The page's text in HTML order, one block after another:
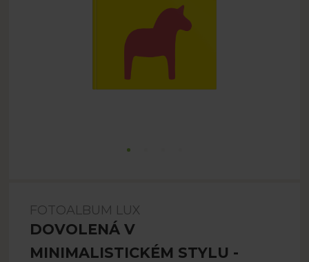
FOTOALBUM LUX
DOVOLENÁ V
MINIMALISTICKÉM STYLU -